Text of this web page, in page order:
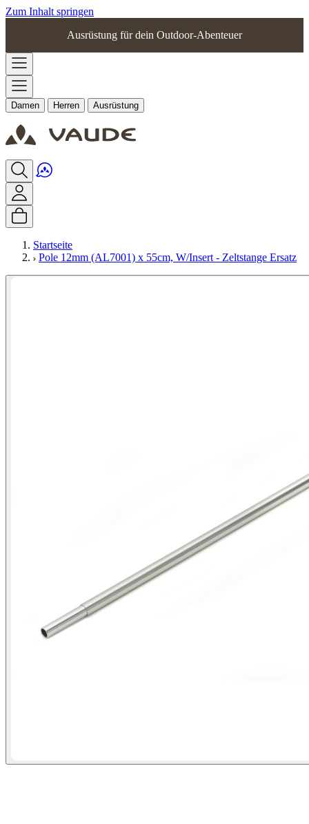
Zum Inhalt springen
Ausrüstung für dein Outdoor-Abenteuer
Damen Herren Ausrüstung
Startseite
Pole 12mm (AL7001) x 55cm, W/Insert - Zeltstange Ersatz